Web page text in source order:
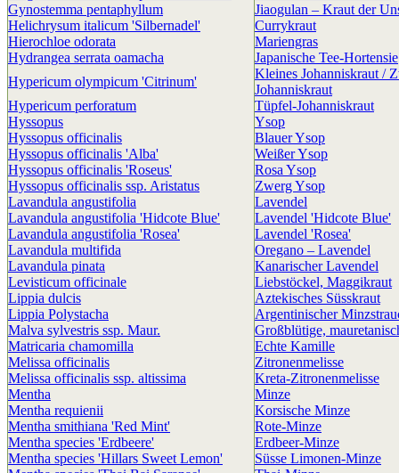
Gynostemma pentaphyllum
Jiaogulan – Kraut der
Helichrysum italicum 'Silbernadel'
Currykraut
Hierochloe odorata
Mariengras
Hydrangea serrata oamacha
Japanische Tee-Hortensie
Hypericum olympicum 'Citrinum'
Kleines Johanniskraut /
Johanniskraut
Hypericum perforatum
Tüpfel-Johanniskraut
Hyssopus
Ysop
Hyssopus officinalis
Blauer Ysop
Hyssopus officinalis 'Alba'
Weißer Ysop
Hyssopus officinalis 'Roseus'
Rosa Ysop
Hyssopus officinalis ssp. Aristatus
Zwerg Ysop
Lavandula angustifolia
Lavendel
Lavandula angustifolia 'Hidcote Blue'
Lavendel 'Hidcote Blue'
Lavandula angustifolia 'Rosea'
Lavendel 'Rosea'
Lavandula multifida
Oregano – Lavendel
Lavandula pinata
Kanarischer Lavendel
Levisticum officinale
Liebstöckel, Maggikraut
Lippia dulcis
Aztekisches Süsskraut
Lippia Polystacha
Argentinischer
Malva sylvestris ssp. Maur.
Großblütige,
Matricaria chamomilla
Echte Kamille
Melissa officinalis
Zitronenmelisse
Melissa officinalis ssp. altissima
Kreta-Zitronenmelisse
Mentha
Minze
Mentha requienii
Korsische Minze
Mentha smithiana 'Red Mint'
Rote-Minze
Mentha species 'Erdbeere'
Erdbeer-Minze
Mentha species 'Hillars Sweet Lemon'
Süsse Limonen-Minze